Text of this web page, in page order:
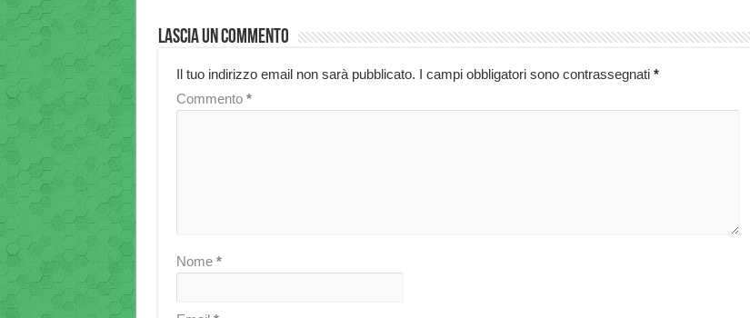
Lascia un commento
Il tuo indirizzo email non sarà pubblicato. I campi obbligatori sono contrassegnati *
Commento *
Nome *